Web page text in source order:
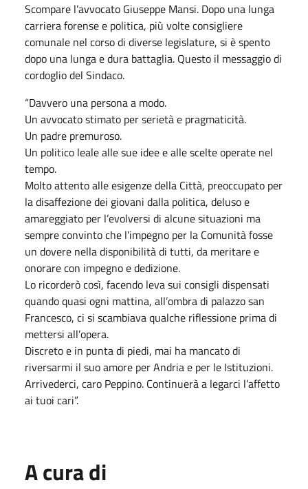
Scompare l’avvocato Giuseppe Mansi. Dopo una lunga
carriera forense e politica, più volte consigliere
comunale nel corso di diverse legislature, si è spento
dopo una lunga e dura battaglia. Questo il messaggio di
cordoglio del Sindaco.
“Davvero una persona a modo.
Un avvocato stimato per serietà e pragmaticità.
Un padre premuroso.
Un politico leale alle sue idee e alle scelte operate nel
tempo.
Molto attento alle esigenze della Città, preoccupato per
la disaffezione dei giovani dalla politica, deluso e
amareggiato per l’evolversi di alcune situazioni ma
sempre convinto che l’impegno per la Comunità fosse
un dovere nella disponibilità di tutti, da meritare e
onorare con impegno e dedizione.
Lo ricorderò così, facendo leva sui consigli dispensati
quando quasi ogni mattina, all’ombra di palazzo san
Francesco, ci si scambiava qualche riflessione prima di
mettersi all’opera.
Discreto e in punta di piedi, mai ha mancato di
riversarmi il suo amore per Andria e per le Istituzioni.
Arrivederci, caro Peppino. Continuerà a legarci l’affetto
ai tuoi cari”.
A cura di